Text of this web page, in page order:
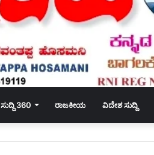
ಸುದ್ದಿ 360 ರಾಜಕೀಯ ವಿದೇಶ ಸುದ್ದಿ